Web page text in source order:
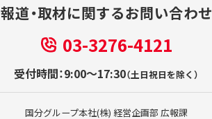
報道・取材に関するお問い合わせ
03-3276-4121
受付時間：9:00～17:30（土日祝日を除く）
国分グループ本社(株) 経営企画部 広報課